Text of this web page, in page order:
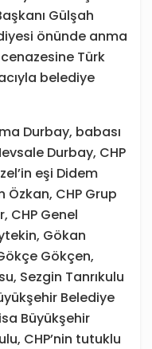
Gülşah
önünde anma
Türk
belediye
Durbay, babası
Durbay, CHP
eşi Didem
CHP Grup
CHP Genel
Gökan
Gökçen,
Sezgin Tanrıkulu
Belediye
Büyükşehir
CHP’nin tutuklu